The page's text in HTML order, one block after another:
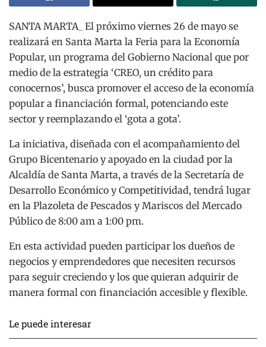
SANTA MARTA_ El próximo viernes 26 de mayo se
realizará en Santa Marta la Feria para la Economía
Popular, un programa del Gobierno Nacional que por
medio de la estrategia ‘CREO, un crédito para
conocernos’, busca promover el acceso de la economía
popular a financiación formal, potenciando este
sector y reemplazando el ‘gota a gota’.
La iniciativa, diseñada con el acompañamiento del
Grupo Bicentenario y apoyado en la ciudad por la
Alcaldía de Santa Marta, a través de la Secretaría de
Desarrollo Económico y Competitividad, tendrá lugar
en la Plazoleta de Pescados y Mariscos del Mercado
Público de 8:00 am a 1:00 pm.
En esta actividad pueden participar los dueños de
negocios y emprendedores que necesiten recursos
para seguir creciendo y los que quieran adquirir de
manera formal con financiación accesible y flexible.
Le puede interesar